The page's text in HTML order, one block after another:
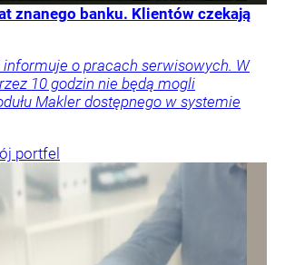
znanego banku. Klientów czekają
informuje o pracach serwisowych. W
10 godzin nie będą mogli
Makler dostępnego w systemie
portfel